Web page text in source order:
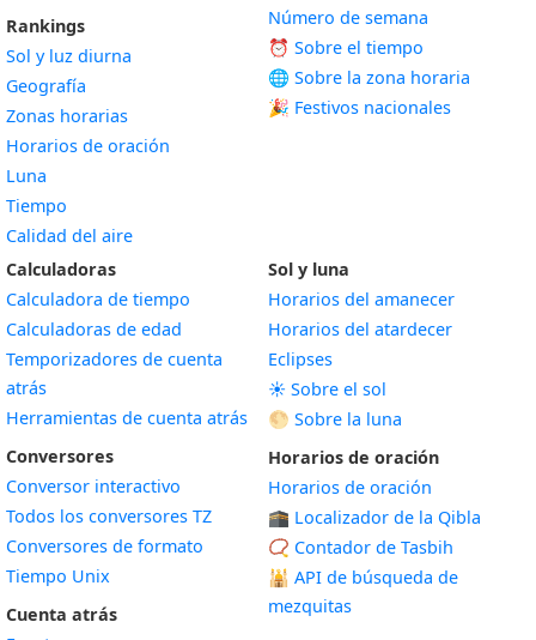
Rankings
Sol y luz diurna
Geografía
Zonas horarias
Horarios de oración
Luna
Tiempo
Calidad del aire
Número de semana
⏰ Sobre el tiempo
🌐 Sobre la zona horaria
🎉 Festivos nacionales
Calculadoras
Calculadora de tiempo
Calculadoras de edad
Temporizadores de cuenta
atrás
Herramientas de cuenta atrás
Conversores
Conversor interactivo
Todos los conversores TZ
Conversores de formato
Tiempo Unix
Cuenta atrás
Sol y luna
Horarios del amanecer
Horarios del atardecer
Eclipses
☀️ Sobre el sol
🌕 Sobre la luna
Horarios de oración
Horarios de oración
🕋 Localizador de la Qibla
📿 Contador de Tasbih
🕌 API de búsqueda de
mezquitas